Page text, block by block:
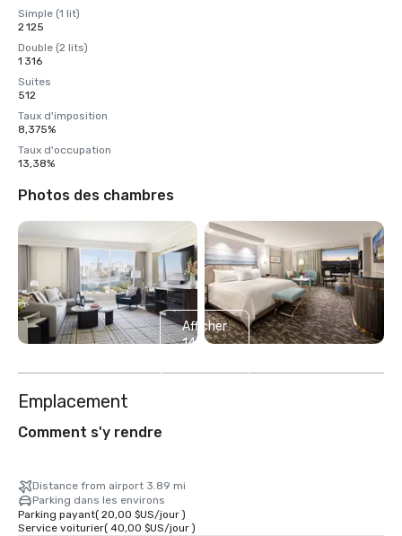
Simple (1 lit)
2 125
Double (2 lits)
1 316
Suites
512
Taux d'imposition
8,375%
Taux d'occupation
13,38%
Photos des chambres
Afficher
14
Emplacement
Comment s'y rendre
Distance from airport 3.89 mi
Parking dans les environs
Parking payant( 20,00 $US/jour)
Service voiturier( 40,00 $US/jour)